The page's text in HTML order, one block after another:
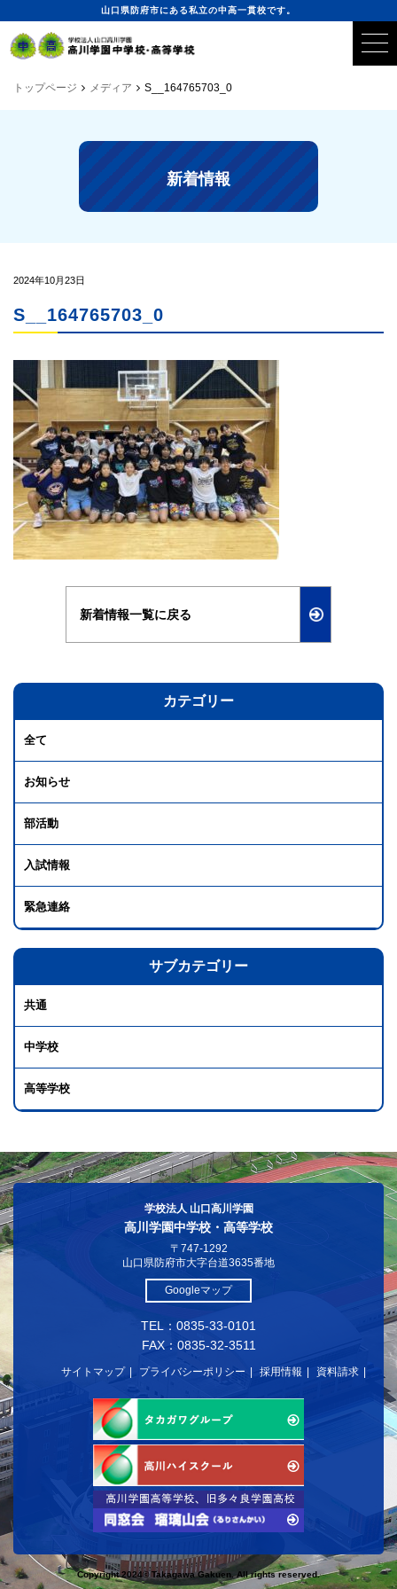
山口県防府市にある私立の中高一貫校です。
トップページ メディア S__164765703_0
新着情報
2024年10月23日
S__164765703_0
新着情報一覧に戻る
カテゴリー
全て
お知らせ
部活動
入試情報
緊急連絡
サブカテゴリー
共通
中学校
高等学校
学校法人 山口高川学園
高川学園中学校・高等学校
〒747-1292
山口県防府市大字台道3635番地
Googleマップ
TEL：0835-33-0101
FAX：0835-32-3511
サイトマップ プライバシーポリシー 採用情報 資料請求
Copyright 2024© Takagawa Gakuen. All rights reserved.